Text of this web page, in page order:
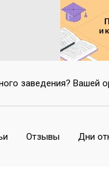
заведения? Вашей
Отзывы Дни